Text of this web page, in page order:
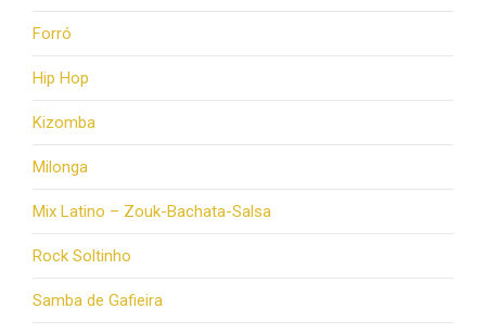
Forró
Hip Hop
Kizomba
Milonga
Mix Latino – Zouk-Bachata-Salsa
Rock Soltinho
Samba de Gafieira